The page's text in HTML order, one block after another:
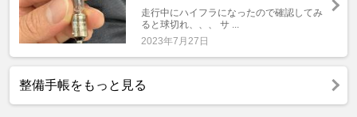
走行中にハイフラになったので確認してみ
ると球切れ、、、 サ ...
2023年7月27日
整備手帳をもっと見る